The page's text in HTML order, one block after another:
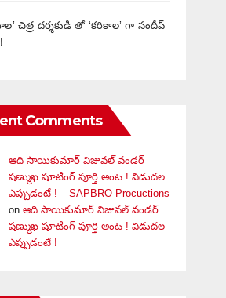
చిత్ర దర్శకుడి తో ‘కరికాల’ గా సందీప్
Comments
ఆది సాయికుమార్ విజువ‌ల్ వండ‌ర్
ష‌ణ్ముఖ షూటింగ్ పూర్తి అంట ! విడుదల
ఎప్పుడంటే ! – SAPBRO Procuctions
on ఆది సాయికుమార్ విజువ‌ల్ వండ‌ర్
ష‌ణ్ముఖ షూటింగ్ పూర్తి అంట ! విడుదల
ఎప్పుడంటే !